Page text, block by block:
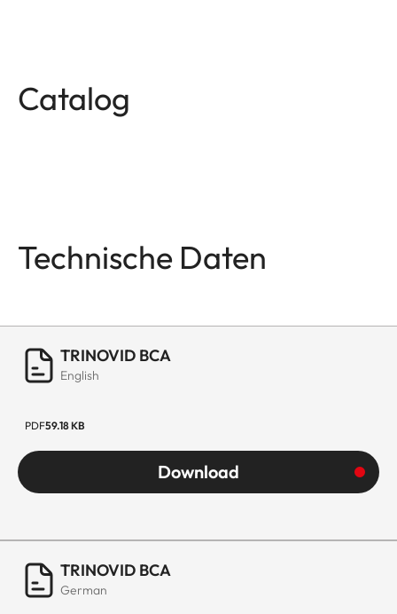
Catalog
Technische Daten
TRINOVID BCA
English
PDF59.18 KB
Download
TRINOVID BCA
German